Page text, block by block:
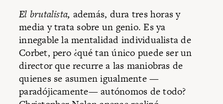
El brutalista, además, dura tres horas y
media y trata sobre un genio. Es ya
innegable la mentalidad individualista de
Corbet, pero ¿qué tan único puede ser un
director que recurre a las maniobras de
quienes se asumen igualmente —
paradójicamente— autónomos de todo?